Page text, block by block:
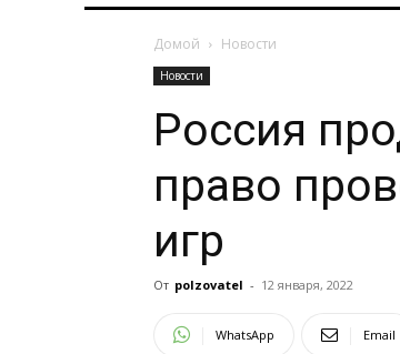
Домой Новости
Новости
Россия
право
игр
От polzovatel - 12 января, 2022
WhatsApp Email